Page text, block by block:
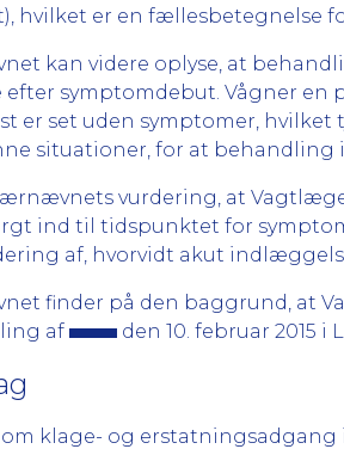
hvilket er en fællesbetegnelse
kan videre oplyse, at
efter symptomdebut. Vågner
er set uden symptomer,
situationer, for at
vurdering, at
ind til tidspunktet for
af, hvorvidt akut
finder på den baggrund, at
af
den 10. februar 2015
om klage- og